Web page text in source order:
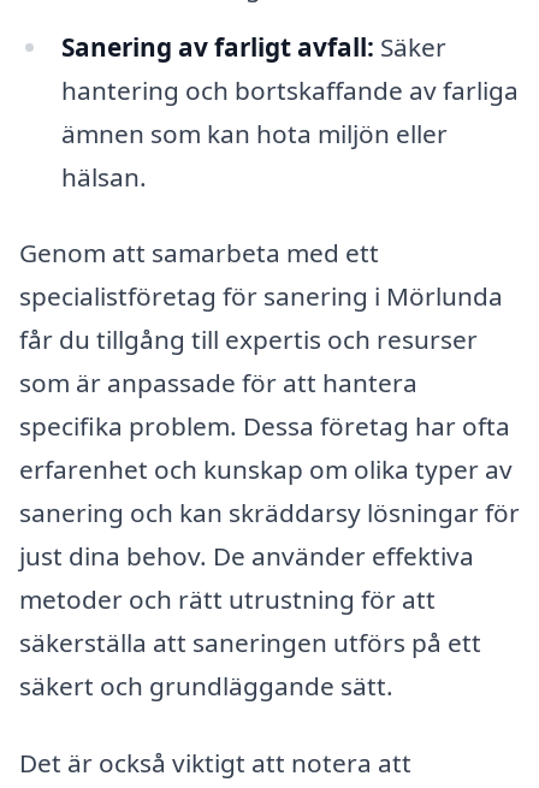
Sanering av farligt avfall: Säker
hantering och bortskaffande av farliga
ämnen som kan hota miljön eller
hälsan.
Genom att samarbeta med ett
specialistföretag för sanering i Mörlunda
får du tillgång till expertis och resurser
som är anpassade för att hantera
specifika problem. Dessa företag har ofta
erfarenhet och kunskap om olika typer av
sanering och kan skräddarsy lösningar för
just dina behov. De använder effektiva
metoder och rätt utrustning för att
säkerställa att saneringen utförs på ett
säkert och grundläggande sätt.
Det är också viktigt att notera att